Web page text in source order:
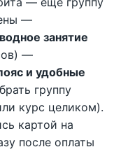
—
занятие
—
и удобные
группу
курс целиком).
картой на
после оплаты